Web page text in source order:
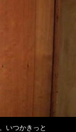
いつかきっと